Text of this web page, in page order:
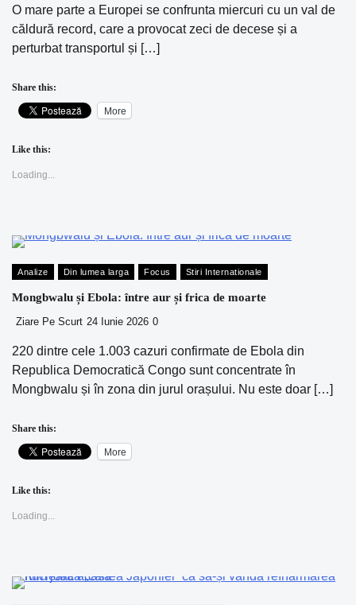
O mare parte a Europei se confrunta miercuri cu un val de
căldură record, care a provocat zeci de decese și a
perturbat transportul și […]
Share this:
More
Like this:
Loading...
Analize Din lumea larga Focus Stiri Internationale
Mongbwalu și Ebola: între aur și frica de moarte
Ziare Pe Scurt 24 Iunie 2026 0
220 dintre cele 1.003 cazuri confirmate de Ebola din
Republica Democratică Congo sunt concentrate în
Mongbwalu și în zona din jurul orașului. Nu este doar […]
Share this:
More
Like this:
Loading...